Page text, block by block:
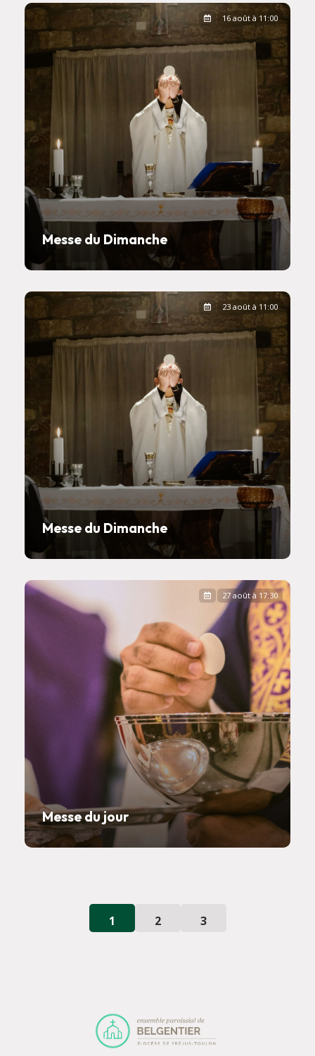
Messe du Dimanche
16 août à 11:00
Messe du Dimanche
23 août à 11:00
Messe du jour
27 août à 17:30
1 2 3